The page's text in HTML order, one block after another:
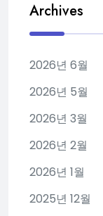
Archives
2026년 6월
2026년 5월
2026년 3월
2026년 2월
2026년 1월
2025년 12월